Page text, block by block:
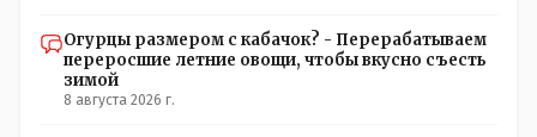
Огурцы размером с кабачок? - Перерабатываем
переросшие летние овощи, чтобы вкусно съесть
зимой
8 августа 2026 г.